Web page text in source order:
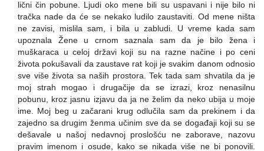
lični čin pobune. Ljudi oko mene bili su uspavani i nije bilo ni
tračka nade da će se nekako ludilo zaustaviti. Od mene ništa
ne zavisi, mislila sam, i bila u zabludi. U vreme kada sam
upoznala Žene u crnom saznala sam da je bilo žena i
muškaraca u celoj državi koji su na razne načine i po ceni
života pokušavali da zaustave rat koji je svakim danom odnosio
sve više života sa naših prostora. Tek tada sam shvatila da je
moj strah mogao i drugačije da se izrazi, kroz nenasilnu
pobunu, kroz jasnu izjavu da ja ne želim da neko ubija u moje
ime. Moj beg u začarani krug odlučila sam da prekinem i da
zajedno sa drugim ženma učinim sve da se događaji koji su se
dešavale u našoj nedavnoj proslošću ne zaborave, nazovu
pravim imenom i osude, kako se nikada više ne bi ponovili.